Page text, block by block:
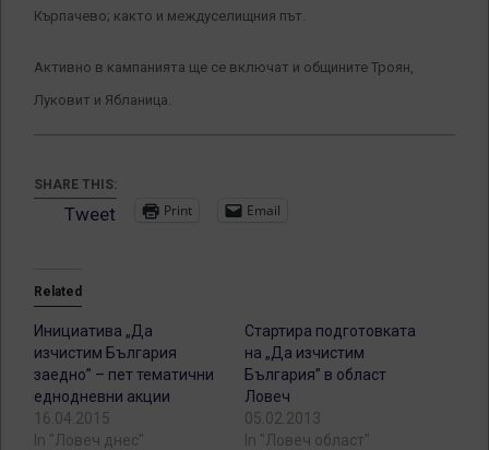
Кърпачево; както и междуселищния път.
Активно в кампанията ще се включат и общините Троян,
Луковит и Ябланица.
SHARE THIS:
Tweet Print Email
Related
Инициатива „Да
изчистим България
заедно” – пет тематични
еднодневни акции
16.04.2015
In "Ловеч днес"
Стартира подготовката
на „Да изчистим
България” в област
Ловеч
05.02.2013
In "Ловеч област"